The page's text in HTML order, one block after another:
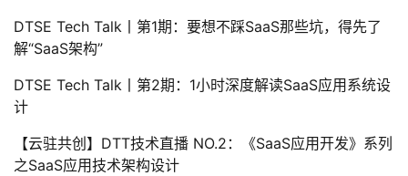
DTSE Tech Talk丨第1期：要想不踩SaaS那些坑，得先了
解“SaaS架构”
DTSE Tech Talk丨第2期：1小时深度解读SaaS应用系统设
计
【云驻共创】DTT技术直播 NO.2：《SaaS应用开发》系列
之SaaS应用技术架构设计